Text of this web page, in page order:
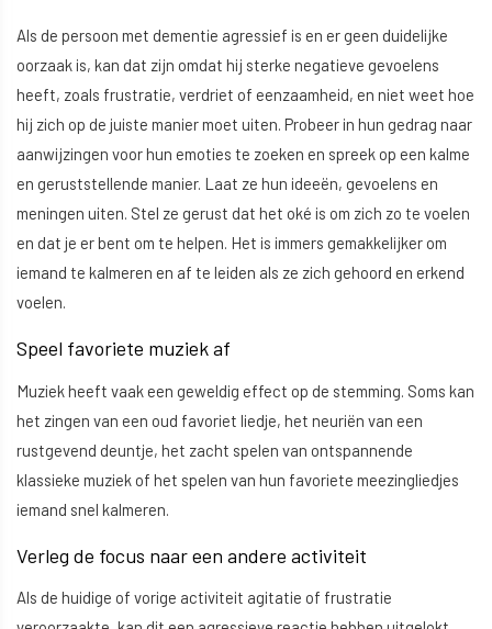
Als de persoon met dementie agressief is en er geen duidelijke
oorzaak is, kan dat zijn omdat hij sterke negatieve gevoelens
heeft, zoals frustratie, verdriet of eenzaamheid, en niet weet hoe
hij zich op de juiste manier moet uiten. Probeer in hun gedrag naar
aanwijzingen voor hun emoties te zoeken en spreek op een kalme
en geruststellende manier. Laat ze hun ideeën, gevoelens en
meningen uiten. Stel ze gerust dat het oké is om zich zo te voelen
en dat je er bent om te helpen. Het is immers gemakkelijker om
iemand te kalmeren en af te leiden als ze zich gehoord en erkend
voelen.
Speel favoriete muziek af
Muziek heeft vaak een geweldig effect op de stemming. Soms kan
het zingen van een oud favoriet liedje, het neuriën van een
rustgevend deuntje, het zacht spelen van ontspannende
klassieke muziek of het spelen van hun favoriete meezingliedjes
iemand snel kalmeren.
Verleg de focus naar een andere activiteit
Als de huidige of vorige activiteit agitatie of frustratie